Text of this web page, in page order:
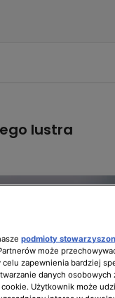
lustra
podmioty
może
zapewnienia bardziej
danych osobowych
Użytkownik może